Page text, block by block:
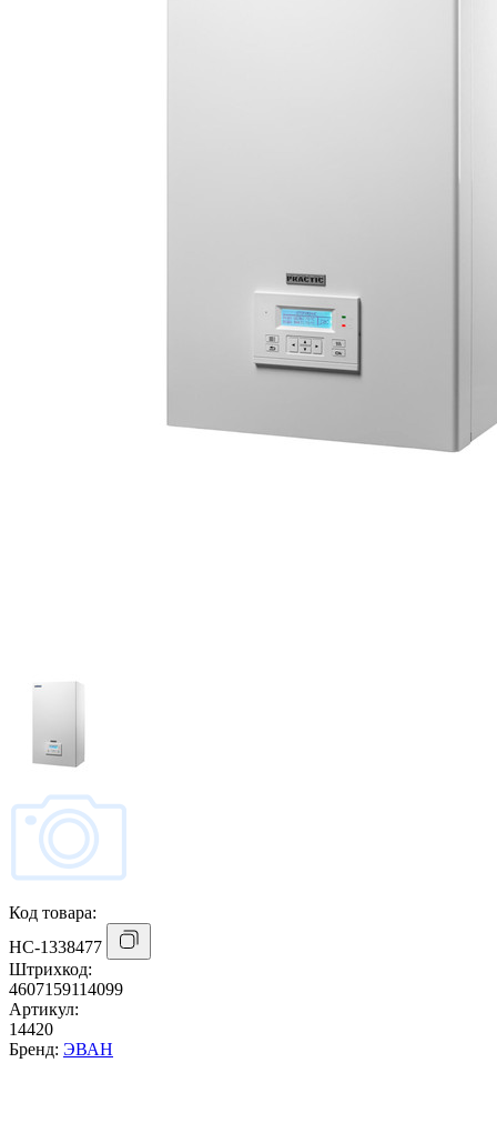
Код товара:
НС-1338477
Штрихкод:
4607159114099
Артикул:
14420
Бренд: ЭВАН